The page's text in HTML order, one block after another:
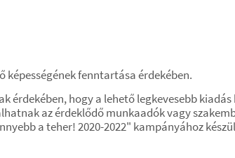
fenntartása érdekében.
érdekében, hogy a lehető legkevesebb
az érdeklődő munkaadók vagy
a teher! 2020-2022" kampányához